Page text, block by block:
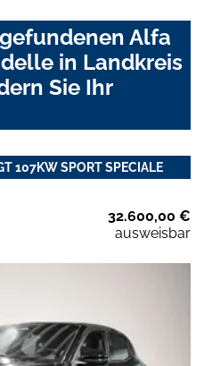
Alfa
in Landkreis
Sie Ihr
107KW SPORT SPECIALE
32.600,00 €
ausweisbar